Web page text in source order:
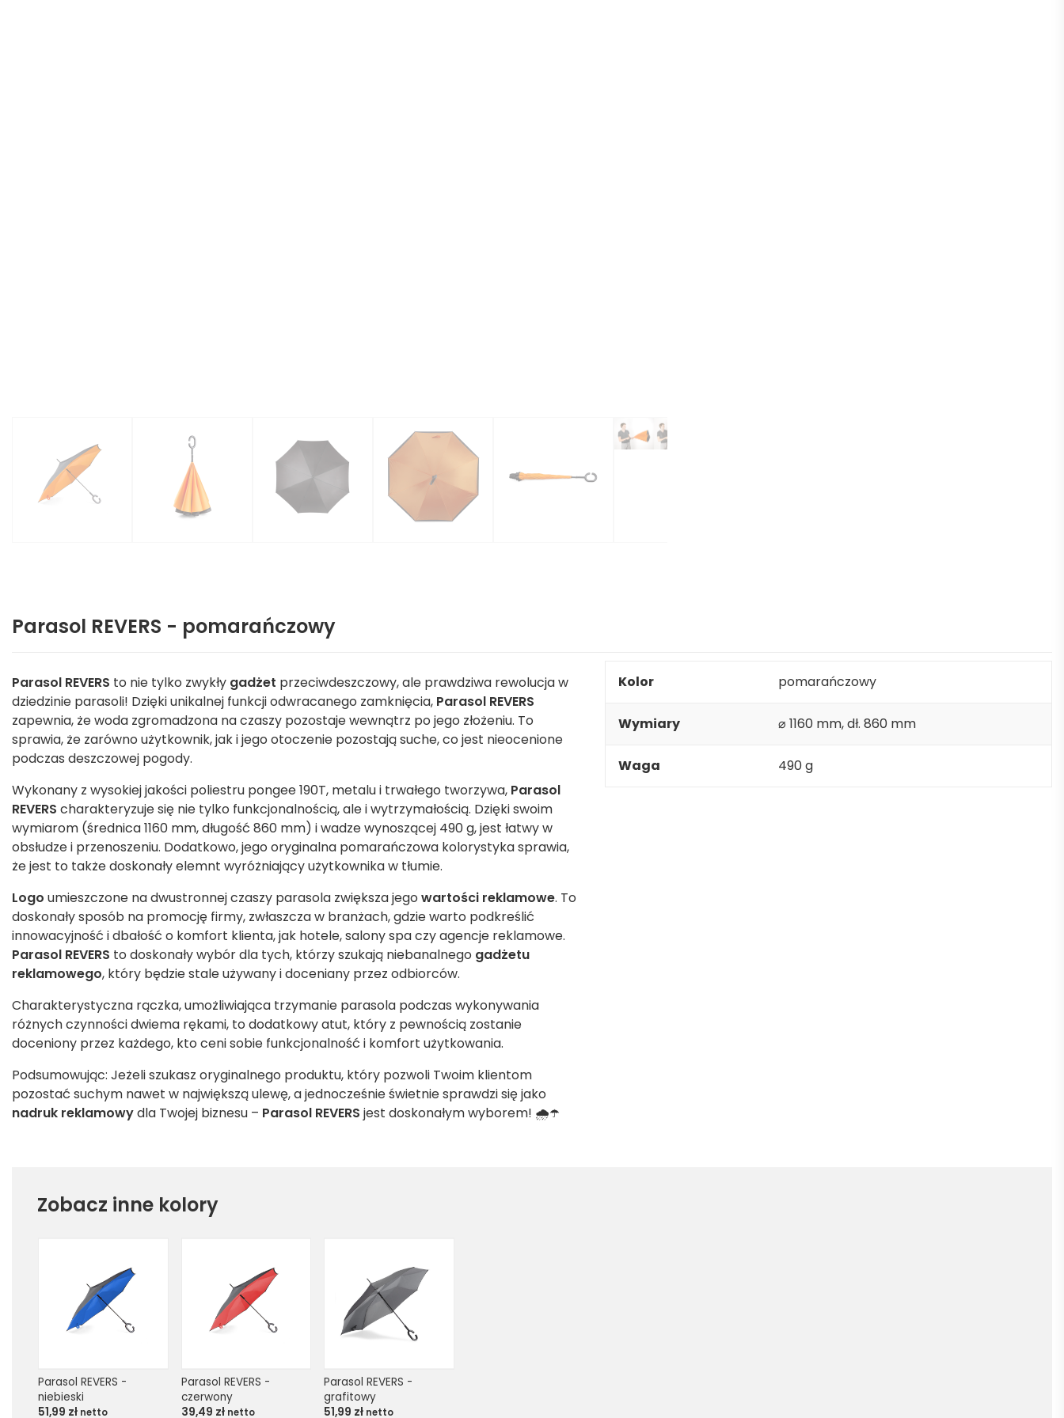
Parasol REVERS - pomarańczowy
Parasol REVERS to nie tylko zwykły gadżet przeciwdeszczowy, ale prawdziwa rewolucja w
dziedzinie parasoli! Dzięki unikalnej funkcji odwracanego zamknięcia, Parasol REVERS
zapewnia, że woda zgromadzona na czaszy pozostaje wewnątrz po jego złożeniu. To
sprawia, że zarówno użytkownik, jak i jego otoczenie pozostają suche, co jest nieocenione
podczas deszczowej pogody.
Wykonany z wysokiej jakości poliestru pongee 190T, metalu i trwałego tworzywa, Parasol
REVERS charakteryzuje się nie tylko funkcjonalnością, ale i wytrzymałością. Dzięki swoim
wymiarom (średnica 1160 mm, długość 860 mm) i wadze wynoszącej 490 g, jest łatwy w
obsłudze i przenoszeniu. Dodatkowo, jego oryginalna pomarańczowa kolorystyka sprawia,
że jest to także doskonały elemnt wyróżniający użytkownika w tłumie.
Logo umieszczone na dwustronnej czaszy parasola zwiększa jego wartości reklamowe. To
doskonały sposób na promocję firmy, zwłaszcza w branżach, gdzie warto podkreślić
innowacyjność i dbałość o komfort klienta, jak hotele, salony spa czy agencje reklamowe.
Parasol REVERS to doskonały wybór dla tych, którzy szukają niebanalnego gadżetu
reklamowego, który będzie stale używany i doceniany przez odbiorców.
Charakterystyczna rączka, umożliwiająca trzymanie parasola podczas wykonywania
różnych czynności dwiema rękami, to dodatkowy atut, który z pewnością zostanie
doceniony przez każdego, kto ceni sobie funkcjonalność i komfort użytkowania.
Podsumowując: Jeżeli szukasz oryginalnego produktu, który pozwoli Twoim klientom
pozostać suchym nawet w największą ulewę, a jednocześnie świetnie sprawdzi się jako
nadruk reklamowydla Twojej biznesu – Parasol REVERS jest doskonałym wyborem! 🌧️☂️
Kolor pomarańczowy
Wymiary ⌀ 1160 mm, dł. 860 mm
Waga 490 g
Zobacz inne kolory
Parasol REVERS -
niebieski
51,99 zł netto
Parasol REVERS -
czerwony
39,49 zł netto
Parasol REVERS -
grafitowy
51,99 zł netto